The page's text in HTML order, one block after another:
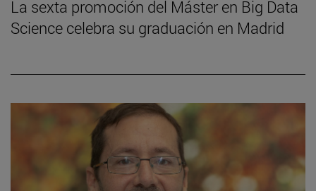
La sexta promoción del Máster en Big Data
Science celebra su graduación en Madrid